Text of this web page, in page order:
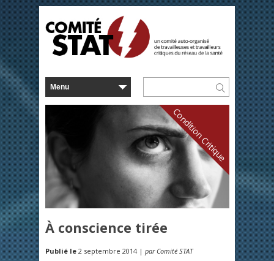
Condition Critique
À conscience tirée
Publié le 2 septembre 2014 | par Comité STAT